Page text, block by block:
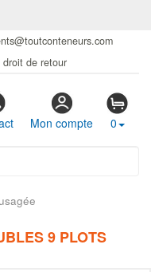
droit de retour
Mon compte 0
9 PLOTS